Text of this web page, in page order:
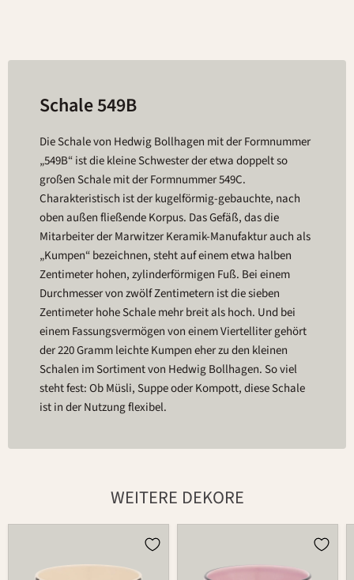
Schale 549B
Die Schale von Hedwig Bollhagen mit der Formnummer
„549B“ ist die kleine Schwester der etwa doppelt so
großen Schale mit der Formnummer 549C.
Charakteristisch ist der kugelförmig-gebauchte, nach
oben außen fließende Korpus. Das Gefäß, das die
Mitarbeiter der Marwitzer Keramik-Manufaktur auch als
„Kumpen“ bezeichnen, steht auf einem etwa halben
Zentimeter hohen, zylinderförmigen Fuß. Bei einem
Durchmesser von zwölf Zentimetern ist die sieben
Zentimeter hohe Schale mehr breit als hoch. Und bei
einem Fassungsvermögen von einem Viertelliter gehört
der 220 Gramm leichte Kumpen eher zu den kleinen
Schalen im Sortiment von Hedwig Bollhagen. So viel
steht fest: Ob Müsli, Suppe oder Kompott, diese Schale
ist in der Nutzung flexibel.
WEITERE DEKORE